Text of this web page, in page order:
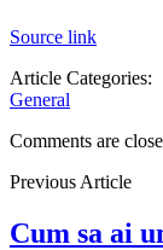
Source link
Article Categories:
General
Comments are
Previous Article
Cum sa ai